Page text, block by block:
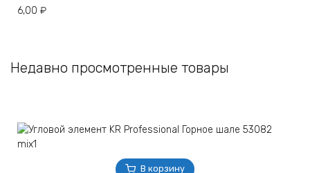
6,00 ₽
Недавно просмотренные товары
В корзину